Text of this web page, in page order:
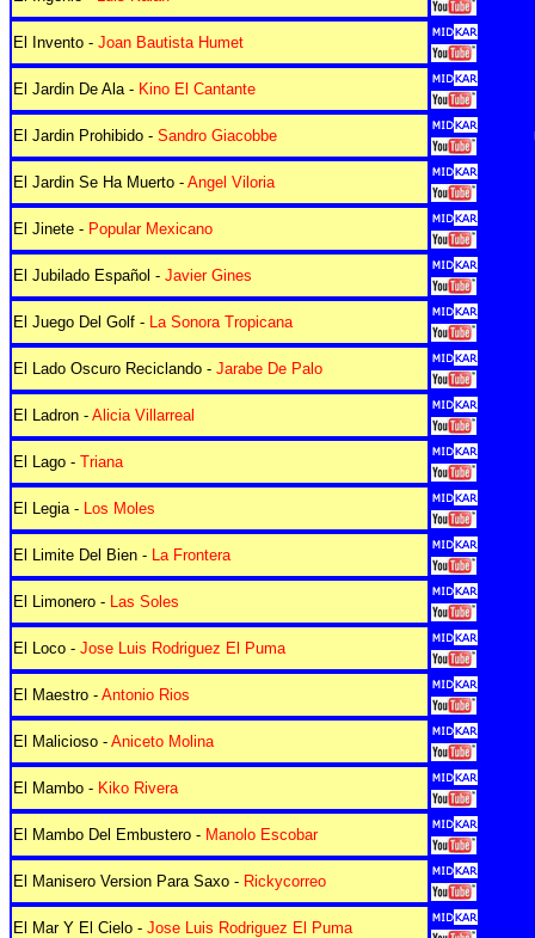
El Invento - Joan Bautista Humet
El Jardin De Ala - Kino El Cantante
El Jardin Prohibido - Sandro Giacobbe
El Jardin Se Ha Muerto - Angel Viloria
El Jinete - Popular Mexicano
El Jubilado Español - Javier Gines
El Juego Del Golf - La Sonora Tropicana
El Lado Oscuro Reciclando - Jarabe De Palo
El Ladron - Alicia Villarreal
El Lago - Triana
El Legia - Los Moles
El Limite Del Bien - La Frontera
El Limonero - Las Soles
El Loco - Jose Luis Rodriguez El Puma
El Maestro - Antonio Rios
El Malicioso - Aniceto Molina
El Mambo - Kiko Rivera
El Mambo Del Embustero - Manolo Escobar
El Manisero Version Para Saxo - Rickycorreo
El Mar Y El Cielo - Jose Luis Rodriguez El Puma